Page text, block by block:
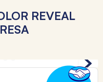
REVEAL